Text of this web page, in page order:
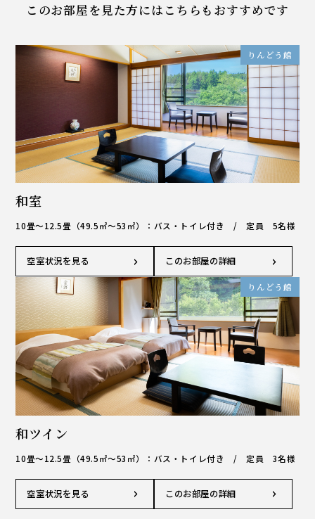
このお部屋を見た方にはこちらもおすすめです
和室
10畳～12.5畳（49.5㎡～53㎡）：バス・トイレ付き / 定員 5名様
空室状況を見る このお部屋の詳細
和ツイン
10畳～12.5畳（49.5㎡～53㎡）：バス・トイレ付き / 定員 3名様
空室状況を見る このお部屋の詳細